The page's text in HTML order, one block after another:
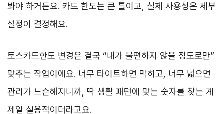
봐야 하거든요. 카드 한도는 큰 틀이고, 실제 사용성은 세부
설정이 결정해요.
토스카드한도 변경은 결국 “내가 불편하지 않을 정도로만”
맞추는 작업이에요. 너무 타이트하면 막히고, 너무 넓으면
관리가 느슨해지니까, 딱 생활 패턴에 맞는 숫자를 찾는 게
제일 실용적이더라고요.